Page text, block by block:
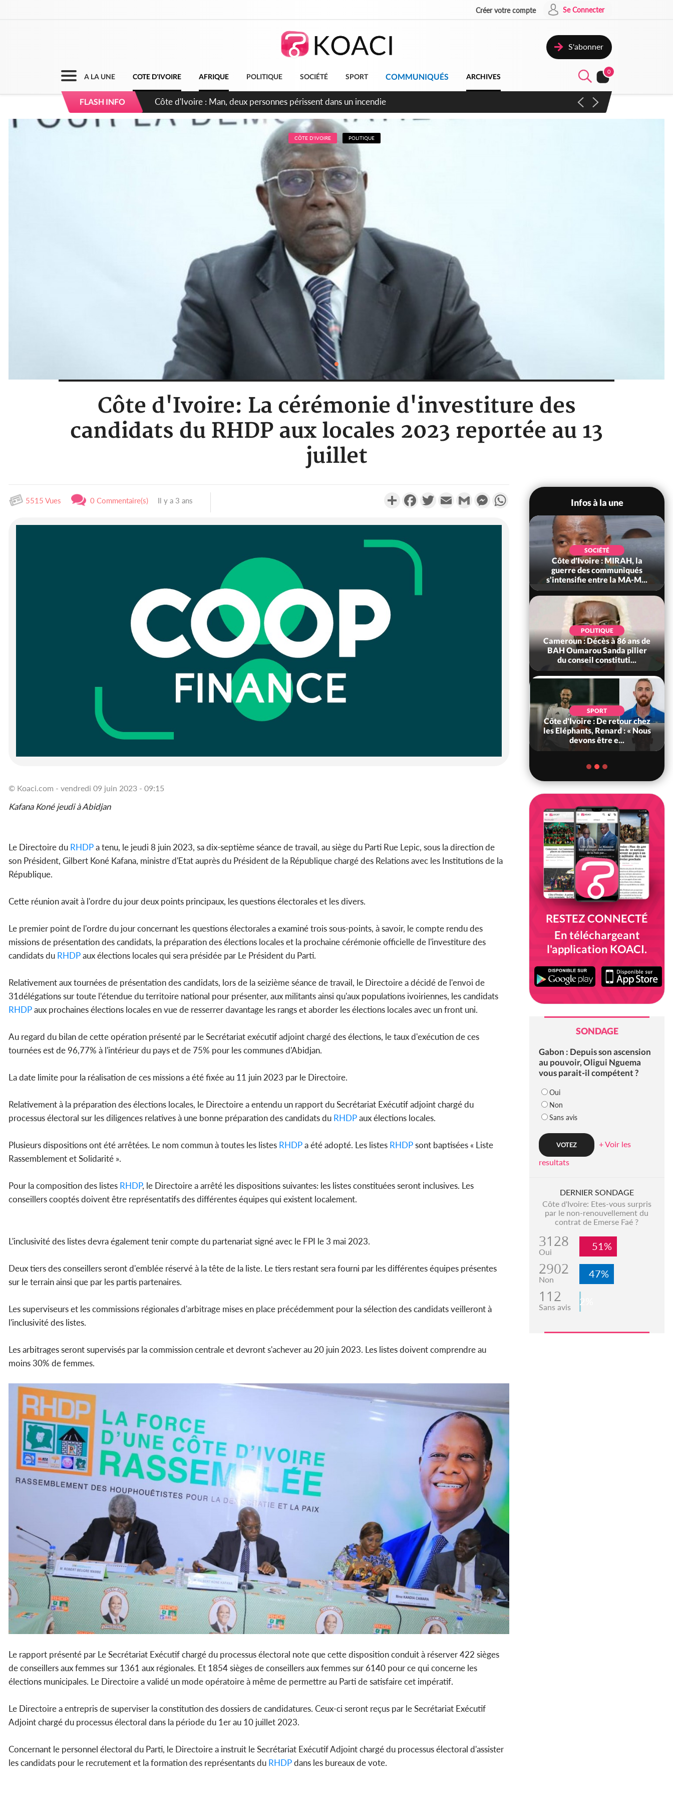
Créer votre compte Se Connecter
S'abonner
A LA UNE COTE D'IVOIRE AFRIQUE POLITIQUE SOCIÉTÉ SPORT COMMUNIQUÉS ARCHIVES
0
FLASH INFO
Côte d'Ivoire : Séileu, la célébration de la fête nationale transformée en vaste campagne contre les produits
dépigmentants dangereux
CÔTE D'IVOIRE POLITIQUE
Côte d'Ivoire: La cérémonie d'investiture des
candidats du RHDP aux locales 2023 reportée au 13
juillet
5515 Vues 0 Commentaire(s) Il y a 3 ans PartagerFacebookTwitterEmail Gmail MessengerWhatsApp
© Koaci.com - vendredi 09 juin 2023 - 09:15
Kafana Koné jeudi à Abidjan
Le Directoire du RHDPa tenu, le jeudi 8 juin 2023, sa dix-septième séance de travail, au siège du Parti Rue Lepic, sous la direction de
son Président, Gilbert Koné Kafana, ministre d'Etat auprès du Président de la République chargé des Relations avec les Institutions de la
République.
Cette réunion avait à l'ordre du jour deux points principaux, les questions électorales et les divers.
Le premier point de l'ordre du jour concernant les questions électorales a examiné trois sous-points, à savoir, le compte rendu des
missions de présentation des candidats, la préparation des élections locales et la prochaine cérémonie officielle de l'investiture des
candidats du RHDPaux élections locales qui sera présidée par Le Président du Parti.
Relativement aux tournées de présentation des candidats, lors de la seizième séance de travail, le Directoire a décidé de l'envoi de
31délégations sur toute l'étendue du territoire national pour présenter, aux militants ainsi qu'aux populations ivoiriennes, les candidats
RHDPaux prochaines élections locales en vue de resserrer davantage les rangs et aborder les élections locales avec un front uni.
Au regard du bilan de cette opération présenté par le Secrétariat exécutif adjoint chargé des élections, le taux d'exécution de ces
tournées est de 96,77% à l'intérieur du pays et de 75% pour les communes d'Abidjan.
La date limite pour la réalisation de ces missions a été fixée au 11 juin 2023 par le Directoire.
Relativement à la préparation des élections locales, le Directoire a entendu un rapport du Secrétariat Exécutif adjoint chargé du
processus électoral sur les diligences relatives à une bonne préparation des candidats du RHDPaux élections locales.
Plusieurs dispositions ont été arrêtées. Le nom commun à toutes les listes RHDPa été adopté. Les listes RHDPsont baptisées « Liste
Rassemblement et Solidarité ».
Pour la composition des listes RHDP, le Directoire a arrêté les dispositions suivantes: les listes constituées seront inclusives. Les
conseillers cooptés doivent être représentatifs des différentes équipes qui existent localement.
L'inclusivité des listes devra également tenir compte du partenariat signé avec le FPI le 3 mai 2023.
Deux tiers des conseillers seront d'emblée réservé à la tête de la liste. Le tiers restant sera fourni par les différentes équipes présentes
sur le terrain ainsi que par les partis partenaires.
Les superviseurs et les commissions régionales d'arbitrage mises en place précédemment pour la sélection des candidats veilleront à
l'inclusivité des listes.
Les arbitrages seront supervisés par la commission centrale et devront s'achever au 20 juin 2023. Les listes doivent comprendre au
moins 30% de femmes.
Le rapport présenté par Le Secrétariat Exécutif chargé du processus électoral note que cette disposition conduit à réserver 422 sièges
de conseillers aux femmes sur 1361 aux régionales. Et 1854 sièges de conseillers aux femmes sur 6140 pour ce qui concerne les
élections municipales. Le Directoire a validé un mode opératoire à même de permettre au Parti de satisfaire cet impératif.
Le Directoire a entrepris de superviser la constitution des dossiers de candidatures. Ceux-ci seront reçus par le Secrétariat Exécutif
Adjoint chargé du processus électoral dans la période du 1er au 10 juillet 2023.
Concernant le personnel électoral du Parti, le Directoire a instruit le Secrétariat Exécutif Adjoint chargé du processus électoral d'assister
les candidats pour le recrutement et la formation des représentants du RHDPdans les bureaux de vote.
Infos à la une
Côte d'Ivoire : Man, deux
personnes périssent dans un
SOCIÉTÉ
Côte d'Ivoire : MIRAH, la
guerre des communiqués
s'intensifie entre la MA-M...
POLITIQUE
Cameroun : Décès à 86 ans de
BAH Oumarou Sanda pilier
du conseil constituti...
SPORT
Côte d'Ivoire : De retour chez
les Eléphants, Renard : « Nous
devons être e...
RESTEZ CONNECTÉ
En téléchargeant
l'application KOACI.
SONDAGE
Gabon : Depuis son ascension
au pouvoir, Oligui Nguema
vous parait-il compétent ?
Oui
Non
Sans avis
+ Voir les
resultats
DERNIER SONDAGE
Côte d'Ivoire: Etes-vous surpris
par le non-renouvellement du
contrat de Emerse Faé ?
3128
Oui 51%
2902
Non 47%
112
Sans avis 2%